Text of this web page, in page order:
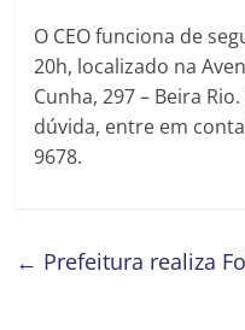
O CEO funciona de
20h, localizado na
Cunha, 297 – Beira
dúvida, entre em
9678.
← Prefeitura realiza